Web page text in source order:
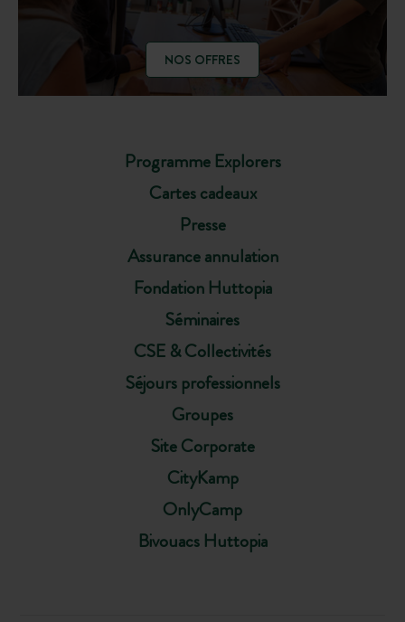
Programme Explorers
Cartes cadeaux
Presse
Assurance annulation
Fondation Huttopia
Séminaires
CSE & Collectivités
Séjours professionnels
Groupes
Site Corporate
CityKamp
OnlyCamp
Bivouacs Huttopia
NOS OFFRES